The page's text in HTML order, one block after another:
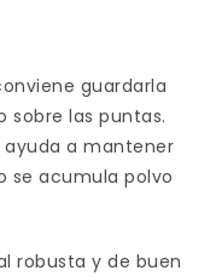
guardarla
sobre las puntas.
ayuda a mantener
se acumula polvo
robusta y de buen